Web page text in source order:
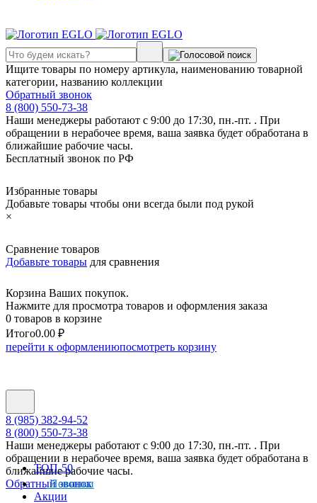
Ищите товары по номеру артикула, наименованию товарной
категории, названию коллекции
Обратный звонок
8 (800) 550-73-38
Наши менеджеры работают с 9:00 до 17:30, пн.-пт. . При
обращении в нерабочее время, ваша заявка будет обработана в
ближайшие рабочие часы.
Бесплатный звонок по РФ
Избранные товары
Добавьте товары чтобы они всегда были под рукой
×
Сравнение товаров
Добавьте товары для сравнения
Корзина Ваших покупок.
Нажмите для просмотра товаров и оформления заказа
0 товаров в корзине
Итого0.00 ₽
перейти к оформлениюпосмотреть корзину
8 (985) 382-94-52
8 (800) 550-73-38
Наши менеджеры работают с 9:00 до 17:30, пн.-пт. . При
обращении в нерабочее время, ваша заявка будет обработана в
ближайшие рабочие часы.
Обратный звонок
ТОП-50
Новинки
Акции